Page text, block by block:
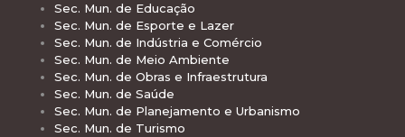
Sec. Mun. de Educação
Sec. Mun. de Esporte e Lazer
Sec. Mun. de Indústria e Comércio
Sec. Mun. de Meio Ambiente
Sec. Mun. de Obras e Infraestrutura
Sec. Mun. de Saúde
Sec. Mun. de Planejamento e Urbanismo
Sec. Mun. de Turismo